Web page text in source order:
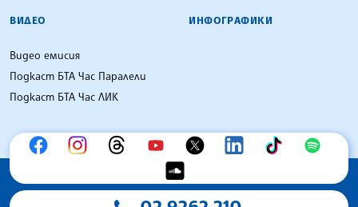
ВИДЕО
Видео емисия
Подкаст БТА Час Паралели
Подкаст БТА Час ЛИК
ИНФОГРАФИКИ